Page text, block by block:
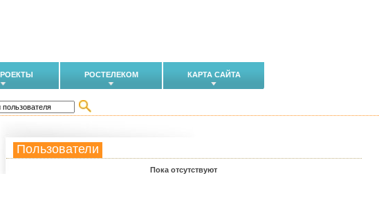
РОСТЕЛЕКОМ КАРТА САЙТА
Пользователи
Пока отсутствуют